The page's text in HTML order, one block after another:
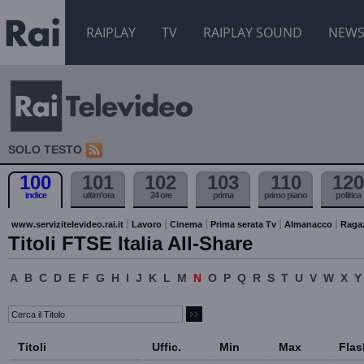
RAIPLAY TV RAIPLAY SOUND NEWS
SOLO TESTO
100
indice
101
ultim'ora
102
24 ore
103
prima
110
primo piano
120
politica
www.servizitelevideo.rai.it Lavoro Cinema Prima serata Tv Almanacco
Titoli FTSE Italia All-Share
A B C D E F G H I J K L M N O P Q R S T U V W X Y
Titoli Uffic. Min Max